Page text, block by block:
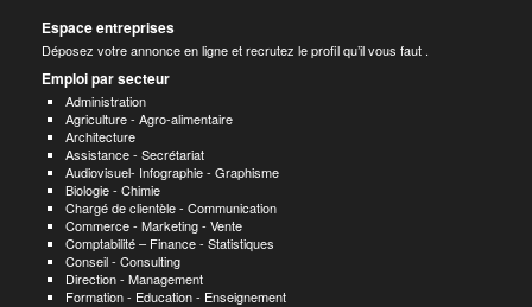
Espace entreprises
Déposez votre annonce en ligne et recrutez le profil qu’il vous faut .
Emploi par secteur
Administration
Agriculture - Agro-alimentaire
Architecture
Assistance - Secrétariat
Audiovisuel- Infographie - Graphisme
Biologie - Chimie
Chargé de clientèle - Communication
Commerce - Marketing - Vente
Comptabilité – Finance - Statistiques
Conseil - Consulting
Direction - Management
Formation - Education - Enseignement